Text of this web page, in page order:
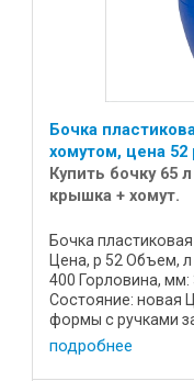
Бочка
хомутом, цена 52
Купить бочку 65
крышка + хомут.
Бочка
Цена, р 52 Объем,
400 Горловина, мм:
Состояние: новая
формы с ручками
крышкой с ...
подробнее